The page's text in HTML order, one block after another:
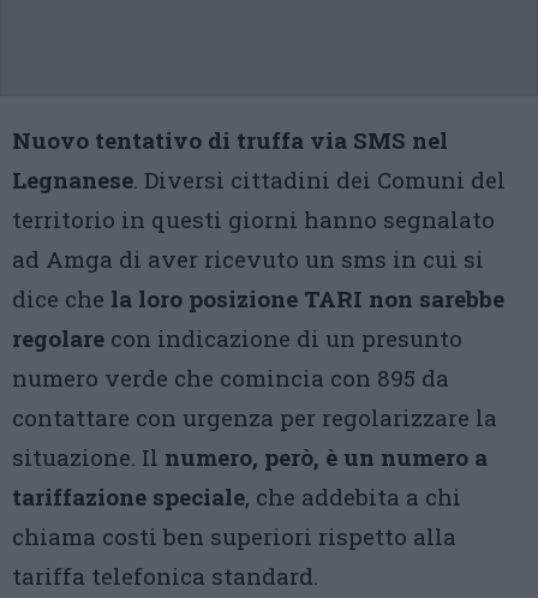
Nuovo tentativo di truffa via SMS nel
Legnanese. Diversi cittadini dei Comuni del
territorio in questi giorni hanno segnalato
ad Amga di aver ricevuto un sms in cui si
dice che la loro posizione TARI non sarebbe
regolare con indicazione di un presunto
numero verde che comincia con 895 da
contattare con urgenza per regolarizzare la
situazione. Il numero, però, è un numero a
tariffazione speciale, che addebita a chi
chiama costi ben superiori rispetto alla
tariffa telefonica standard.